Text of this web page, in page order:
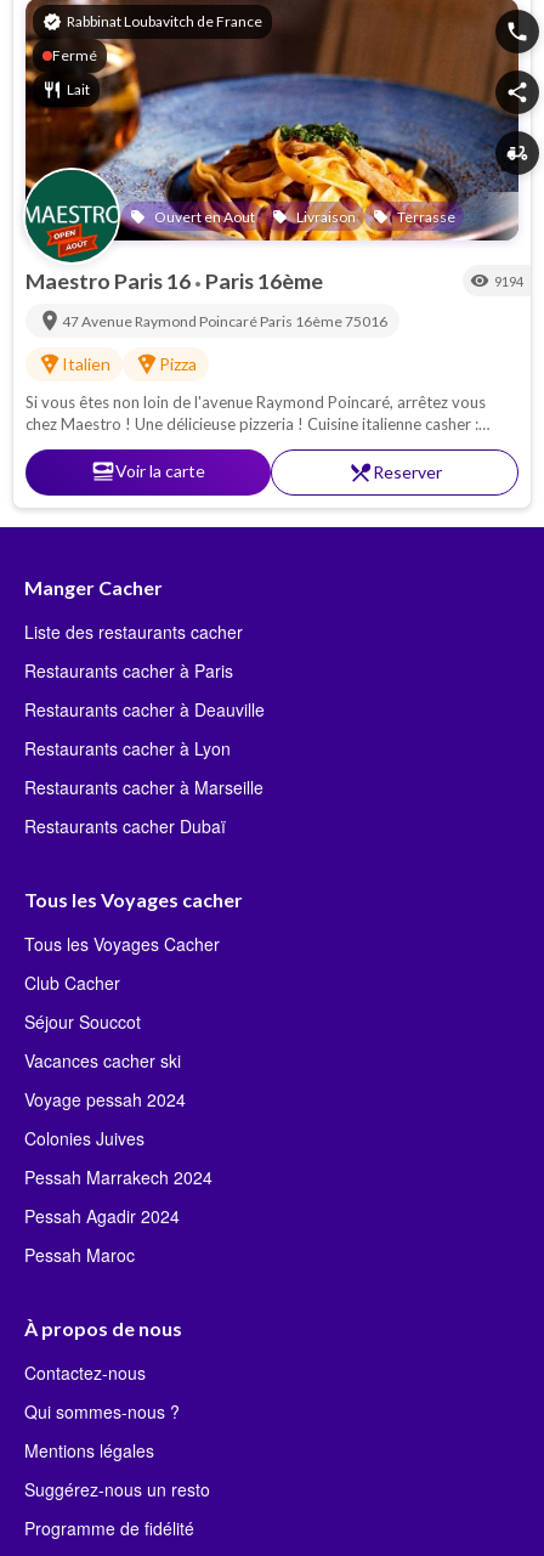
verified Rabbinat Loubavitch de France
Fermé
restaurant Lait
local_offer Ouvert en Aout local_offer Livraison local_offer Terrasse
phone
share
delivery_dining
Maestro Paris 16 • Paris 16ème visibility 9194
location_on 47 Avenue Raymond Poincaré Paris 16ème75016
local_pizzaItalien local_pizzaPizza
Si vous êtes non loin de l'avenue Raymond Poincaré, arrêtez vous
chez Maestro ! Une délicieuse pizzeria ! Cuisine italienne casher :
Pâtes - pizzas - antipasti. Proche de la Porte Maillot
set_mealVoir la carte restaurant_menuReserver
Manger Cacher
Liste des restaurants cacher
Restaurants cacher à Paris
Restaurants cacher à Deauville
Restaurants cacher à Lyon
Restaurants cacher à Marseille
Restaurants cacher Dubaï
Tous les Voyages cacher
Tous les Voyages Cacher
Club Cacher
Séjour Souccot
Vacances cacher ski
Voyage pessah 2024
Colonies Juives
Pessah Marrakech 2024
Pessah Agadir 2024
Pessah Maroc
À propos de nous
Contactez-nous
Qui sommes-nous ?
Mentions légales
Suggérez-nous un resto
Programme de fidélité